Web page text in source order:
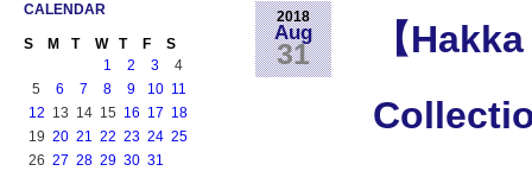
CALENDAR
S M T W T F
S
1
2 3
4
5
6 7 8 9 10 11
12 13 14 15 16 17 18
19 20 21 22 23 24 25
26 27 28 29 30 31
2018
Aug
31
【